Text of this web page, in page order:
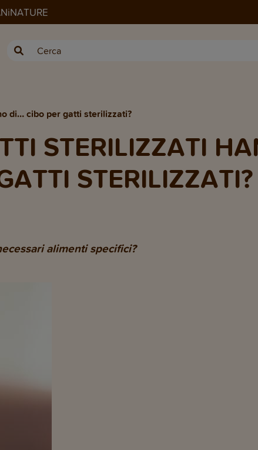
di… cibo per gatti sterilizzati?
STERILIZZATI
STERILIZZATI?
alimenti specifici?